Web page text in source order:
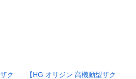
ク
【HG オリジン 高機動型ザク